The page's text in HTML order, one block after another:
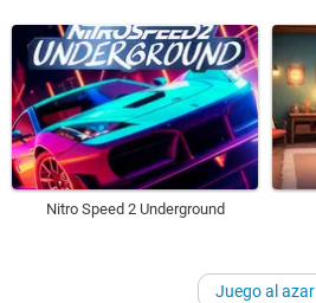
Nitro Speed 2 Underground
Juego al azar